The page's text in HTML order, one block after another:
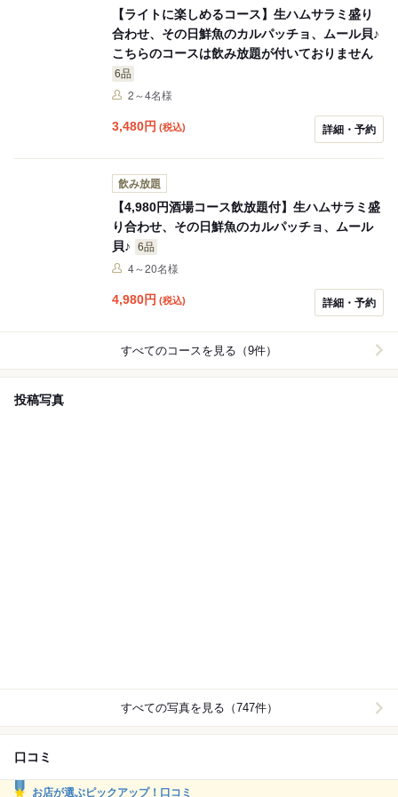
【ライトに楽しめるコース】生ハムサラミ盛り
合わせ、その日鮮魚のカルパッチョ、ムール貝♪
こちらのコースは飲み放題が付いておりません
6品
2～4名様
3,480円 (税込) 詳細・予約
飲み放題
【4,980円酒場コース飲放題付】生ハムサラミ盛
り合わせ、その日鮮魚のカルパッチョ、ムール
貝♪
6品
4～20名様
4,980円 (税込) 詳細・予約
すべてのコースを見る（9件）
投稿写真
すべての写真を見る（747件）
口コミ
お店が選ぶピックアップ！口コミ